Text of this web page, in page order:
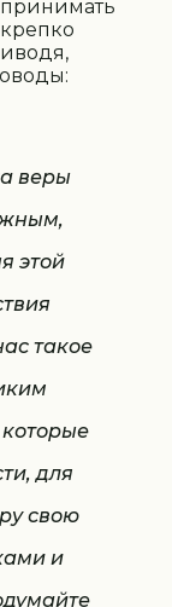
принимать
веры
этой
такое
для
свою
и